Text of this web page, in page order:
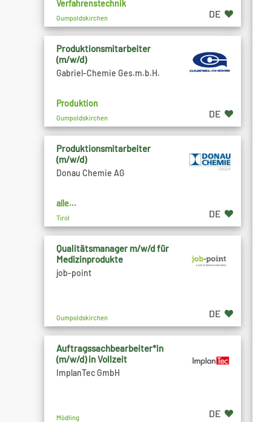
Verfahrenstechnik
Gumpoldskirchen DE
Produktionsmitarbeiter
(m/w/d)
Gabriel-Chemie Ges.m.b.H.
Produktion
Gumpoldskirchen DE
Produktionsmitarbeiter
(m/w/d)
Donau Chemie AG
alle...
Tirol DE
Qualitätsmanager m/w/d für
Medizinprodukte
job-point
Gumpoldskirchen DE
Auftragssachbearbeiter*in
(m/w/d) in Vollzeit
ImplanTec GmbH
Mödling DE